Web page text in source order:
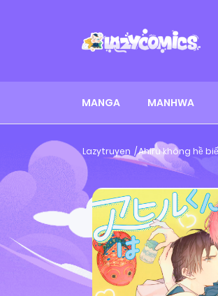
MANGA MANHWA
Lazytruyen Ahiru không hề